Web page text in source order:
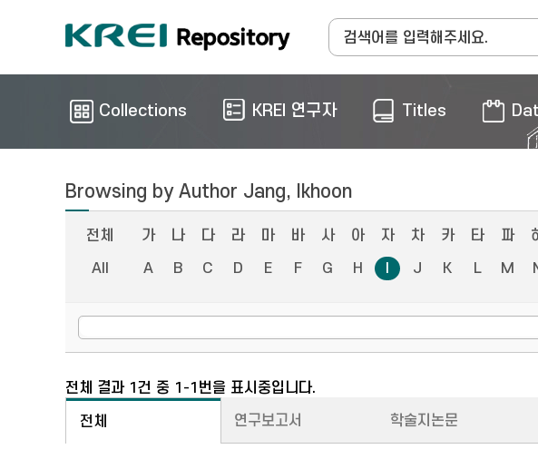
Collections KREI 연구자 Titles
Browsing by Author Jang, Ikhoon
전체 가 나 다 라 마 바 사 아 자 차 카 타 파
All
A B C D E F G H J K L M
전체 결과 1건 중 1-1번을 표시중입니다.
전체 연구보고서 학술지논문